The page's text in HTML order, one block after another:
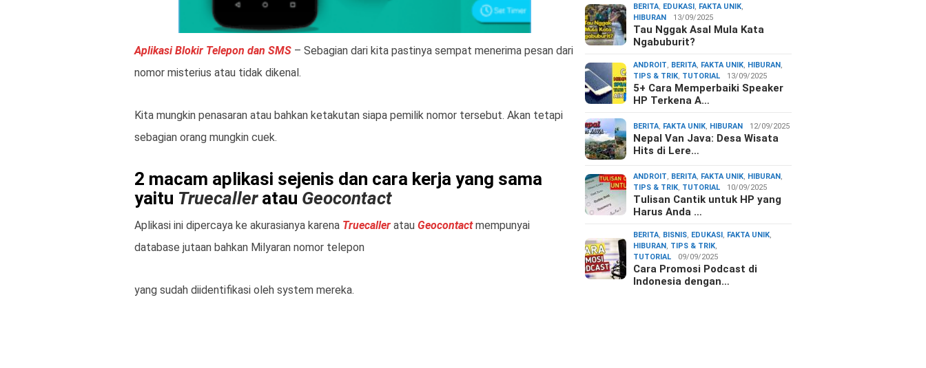
Aplikasi Blokir Telepon dan SMS – Sebagian dari kita pastinya sempat menerima pesan dari
nomor misterius atau tidak dikenal.
Kita mungkin penasaran atau bahkan ketakutan siapa pemilik nomor tersebut. Akan tetapi
sebagian orang mungkin cuek.
2 macam aplikasi sejenis dan cara kerja yang sama
yaitu Truecalleratau Geocontact
Aplikasi ini dipercaya ke akurasianya karena Truecaller atau Geocontactmempunyai
database jutaan bahkan Milyaran nomor telepon
yang sudah diidentifikasi oleh system mereka.
BERITA, EDUKASI, FAKTA UNIK,
HIBURAN
13/09/2025
Tau Nggak Asal Mula Kata
Ngabuburit?
ANDROIT, BERITA, FAKTA UNIK, HIBURAN,
TIPS & TRIK, TUTORIAL 13/09/2025
5+ Cara Memperbaiki Speaker
HP Terkena A…
BERITA, FAKTA UNIK, HIBURAN 12/09/2025
Nepal Van Java: Desa Wisata
Hits di Lere…
ANDROIT, BERITA, FAKTA UNIK, HIBURAN,
TIPS & TRIK, TUTORIAL 10/09/2025
Tulisan Cantik untuk HP yang
Harus Anda …
BERITA, BISNIS, EDUKASI, FAKTA UNIK,
HIBURAN, TIPS & TRIK,
TUTORIAL
09/09/2025
Cara Promosi Podcast di
Indonesia dengan…